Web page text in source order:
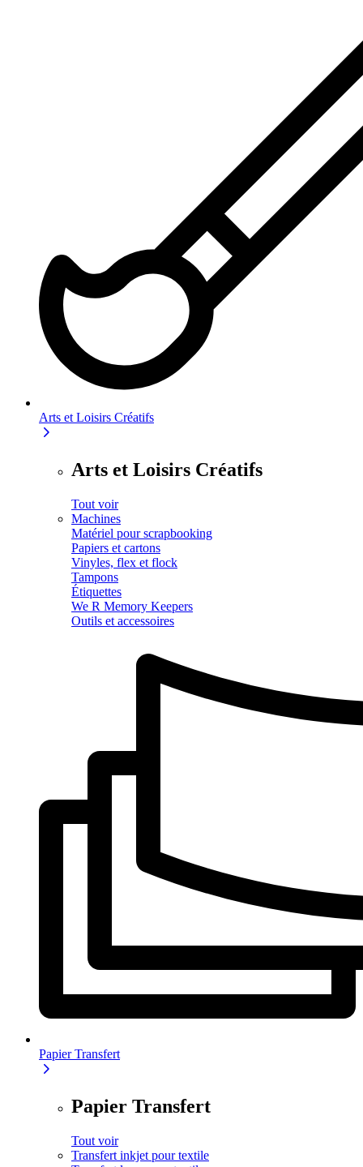
Arts et Loisirs Créatifs
Arts et Loisirs Créatifs
Tout voir
Machines
Matériel pour scrapbooking
Papiers et cartons
Vinyles, flex et flock
Tampons
Étiquettes
We R Memory Keepers
Outils et accessoires
Papier Transfert
Papier Transfert
Tout voir
Transfert inkjet pour textile